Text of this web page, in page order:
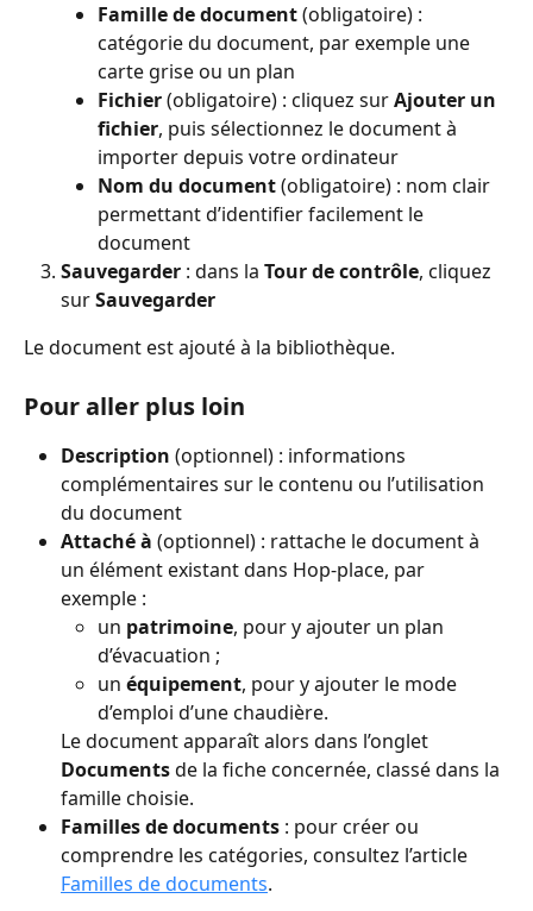
Famille de document (obligatoire) :
catégorie du document, par exemple une
carte grise ou un plan
Fichier (obligatoire) : cliquez sur Ajouter un
fichier, puis sélectionnez le document à
importer depuis votre ordinateur
Nom du document (obligatoire) : nom clair
permettant d’identifier facilement le
document
Sauvegarder : dans la Tour de contrôle, cliquez
sur Sauvegarder
Le document est ajouté à la bibliothèque.
Pour aller plus loin
Description (optionnel) : informations
complémentaires sur le contenu ou l’utilisation
du document
Attaché à (optionnel) : rattache le document à
un élément existant dans Hop-place, par
exemple :
un patrimoine, pour y ajouter un plan
d’évacuation ;
un équipement, pour y ajouter le mode
d’emploi d’une chaudière.
Le document apparaît alors dans l’onglet
Documents de la fiche concernée, classé dans la
famille choisie.
Familles de documents : pour créer ou
comprendre les catégories, consultez l’article
Familles de documents.